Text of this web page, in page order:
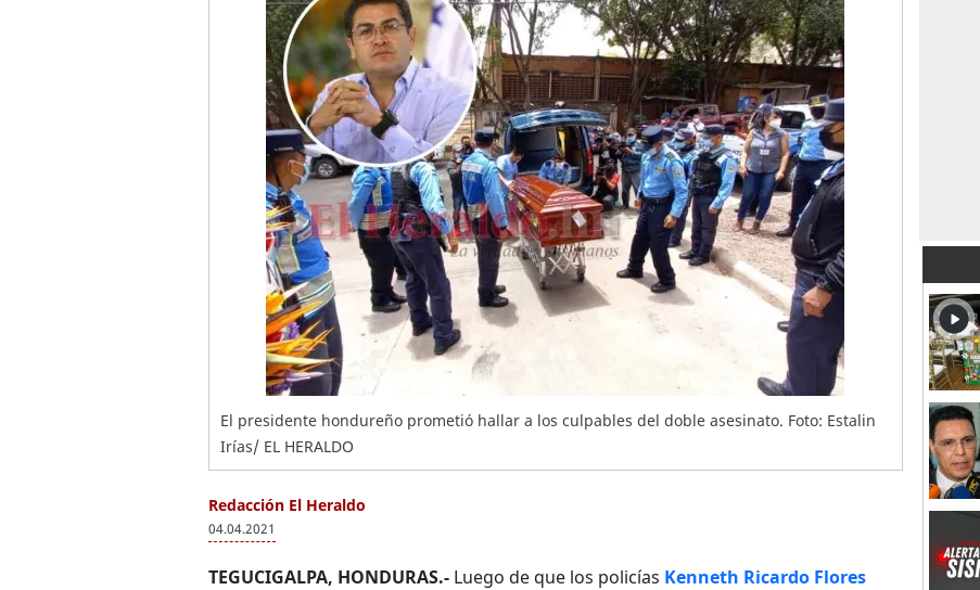
El presidente hondureño prometió hallar a los culpables del doble asesinato. Foto: Estalin
Irías/ EL HERALDO
Redacción El Heraldo
04.04.2021
TEGUCIGALPA, HONDURAS.- Luego de que los policías Kenneth Ricardo Flores